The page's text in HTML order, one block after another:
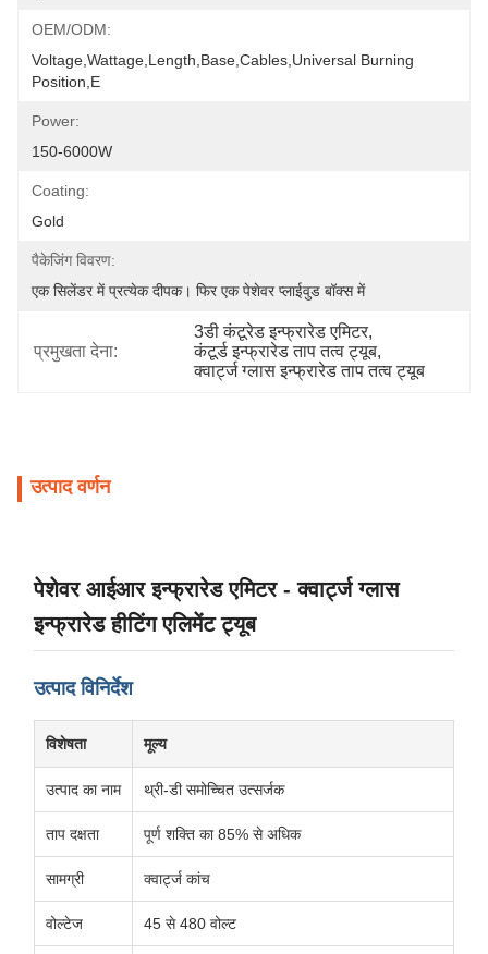
OEM/ODM:
Voltage,wattage,length,base,cables,universal Burning
Position,e
Power:
150-6000W
Coating:
Gold
पैकेजिंग विवरण:
एक सिलेंडर में प्रत्येक दीपक। फिर एक पेशेवर प्लाईवुड बॉक्स में
प्रमुखता देना:
3डी कंटूरेड इन्फ्रारेड एमिटर,
कंटूर्ड इन्फ्रारेड ताप तत्व ट्यूब,
क्वार्ट्ज ग्लास इन्फ्रारेड ताप तत्व ट्यूब
उत्पाद वर्णन
पेशेवर आईआर इन्फ्रारेड एमिटर - क्वार्ट्ज ग्लास
इन्फ्रारेड हीटिंग एलिमेंट ट्यूब
उत्पाद विनिर्देश
विशेषता मूल्य
उत्पाद का नाम थ्री-डी समोच्चित उत्सर्जक
ताप दक्षता पूर्ण शक्ति का 85% से अधिक
सामग्री क्वार्ट्ज कांच
वोल्टेज 45 से 480 वोल्ट